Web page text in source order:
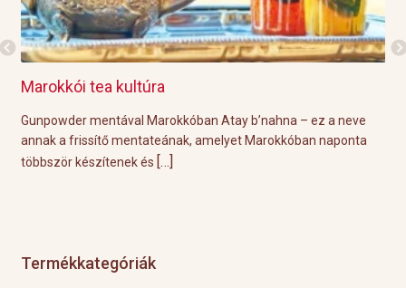
Atay b’nahna – ez a neve
Marokkóban naponta
A közelgő indián nyár és a kellemesen
tökéletes körülményeket biztosítanak a
Termékkategóriák